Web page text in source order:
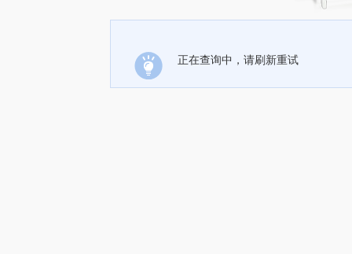
正在查询中，请刷新重试